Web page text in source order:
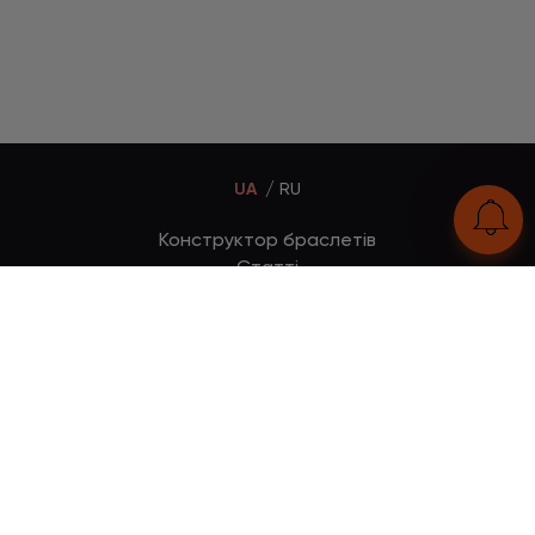
UA RU
Конструктор браслетів
Статті